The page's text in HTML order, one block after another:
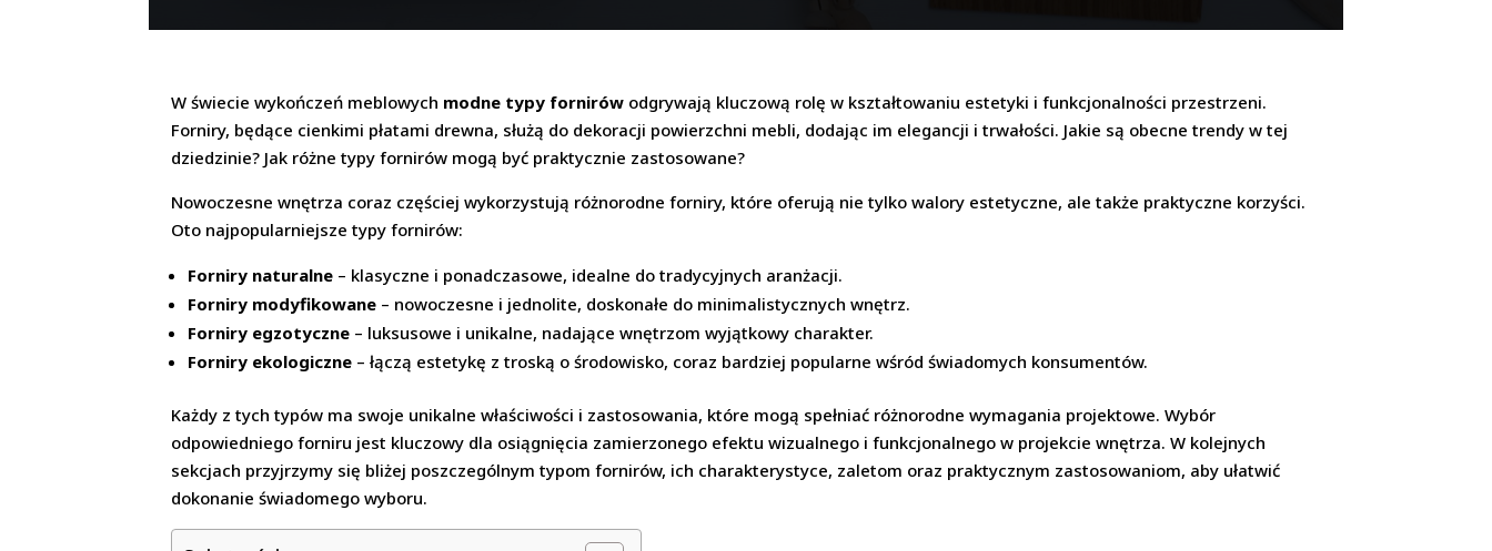
W świecie wykończeń meblowych modne typy fornirów odgrywają kluczową rolę w kształtowaniu estetyki i funkcjonalności przestrzeni.
Forniry, będące cienkimi płatami drewna, służą do dekoracji powierzchni mebli, dodając im elegancji i trwałości. Jakie są obecne trendy w tej
dziedzinie? Jak różne typy fornirów mogą być praktycznie zastosowane?
Nowoczesne wnętrza coraz częściej wykorzystują różnorodne forniry, które oferują nie tylko walory estetyczne, ale także praktyczne korzyści.
Oto najpopularniejsze typy fornirów:
Forniry naturalne – klasyczne i ponadczasowe, idealne do tradycyjnych aranżacji.
Forniry modyfikowane – nowoczesne i jednolite, doskonałe do minimalistycznych wnętrz.
Forniry egzotyczne – luksusowe i unikalne, nadające wnętrzom wyjątkowy charakter.
Forniry ekologiczne – łączą estetykę z troską o środowisko, coraz bardziej popularne wśród świadomych konsumentów.
Każdy z tych typów ma swoje unikalne właściwości i zastosowania, które mogą spełniać różnorodne wymagania projektowe. Wybór
odpowiedniego forniru jest kluczowy dla osiągnięcia zamierzonego efektu wizualnego i funkcjonalnego w projekcie wnętrza. W kolejnych
sekcjach przyjrzymy się bliżej poszczególnym typom fornirów, ich charakterystyce, zaletom oraz praktycznym zastosowaniom, aby ułatwić
dokonanie świadomego wyboru.